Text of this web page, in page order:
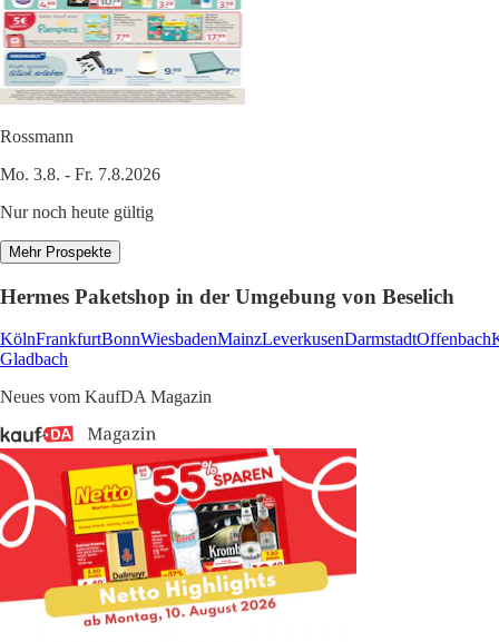
Rossmann
Mo. 3.8. - Fr. 7.8.2026
Nur noch heute gültig
Mehr Prospekte
Hermes Paketshop in der Umgebung von Beselich
KölnFrankfurtBonnWiesbadenMainzLeverkusenDarmstadtOffenbach
Gladbach
Neues vom KaufDA Magazin